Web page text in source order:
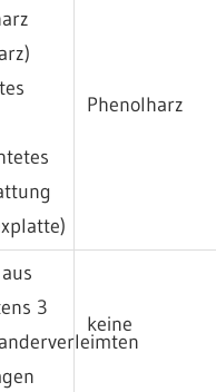
Phenolharz
3
keine